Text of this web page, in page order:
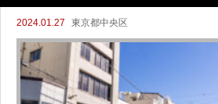
2024.01.27 東京都中央区